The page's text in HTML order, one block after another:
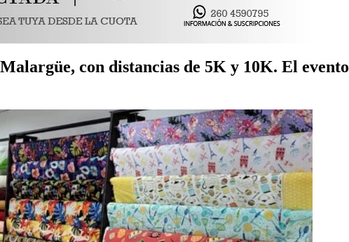
con distancias de 5K y 10K. El